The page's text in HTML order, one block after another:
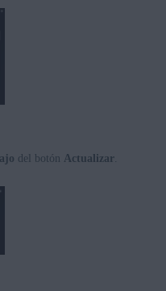
del botón Actualizar